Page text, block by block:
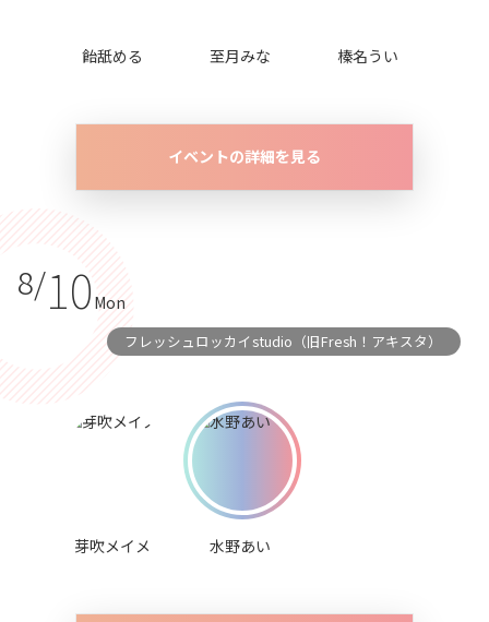
飴舐める 至月みな 榛名うい
イベントの詳細を見る
8/10 Mon
フレッシュロッカイstudio（旧Fresh！アキスタ）
芽吹メイメ 水野あい